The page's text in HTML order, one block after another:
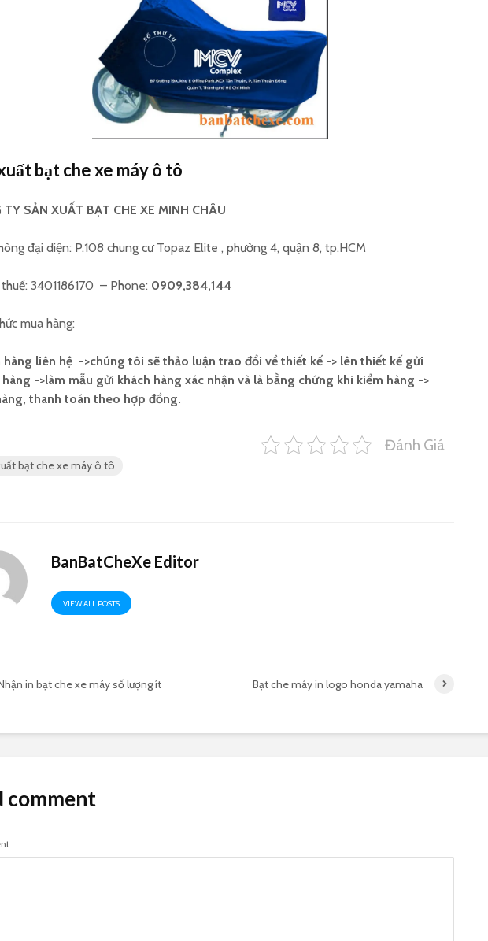
bạt che xe máy ô tô
TY SẢN XUẤT BẠT CHE XE MINH CHÂU
đại diện: P.108 chung cư Topaz Elite , phường 4, quận 8, tp.HCM
3401186170 – Phone: 0909,384,144
mua hàng:
hàng liên hệ ->chúng tôi sẽ thảo luận trao đổi về thiết kế -> lên thiết kế gửi
hàng ->làm mẫu gửi khách hàng xác nhận và là bằng chứng khi kiểm hàng ->
thanh toán theo hợp đồng.
Đánh Giá
bạt che xe máy ô tô
BanBatCheXe Editor
VIEW ALL POSTS
in bạt che xe máy số lượng ít Bạt che máy in logo honda yamaha
comment
Bạt trùm xe máy in ấn
theo yêu cầu
Gia công bạt trùm ghế
xe ô tô theo yêu cầu
Sản xuất bao trùm